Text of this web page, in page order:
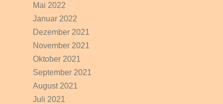
Mai 2022
Januar 2022
Dezember 2021
November 2021
Oktober 2021
September 2021
August 2021
Juli 2021